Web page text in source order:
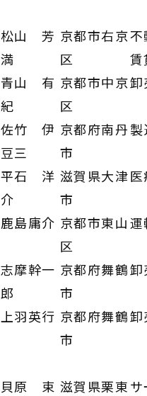
松山 芳
満
京都市右京
区
青山 有
紀
京都市中京
区
卸
佐竹 伊
豆三
京都府南丹
市
平石 洋
介
滋賀県大津
市
鹿島庸介 京都市東山
区
志摩幹一
郎
京都府舞鶴
市
卸
上羽英行 京都府舞鶴
市
卸
貝原 束 滋賀県栗東